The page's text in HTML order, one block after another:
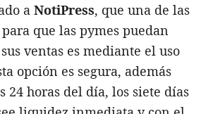
a NotiPress, que una de las
que las pymes puedan
ventas es mediante el uso
opción es segura, además
24 horas del día, los siete días